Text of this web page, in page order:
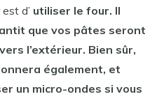
d’ utiliser le four. Il
que vos pâtes seront
l’extérieur. Bien sûr,
également, et
un micro-ondes si vous